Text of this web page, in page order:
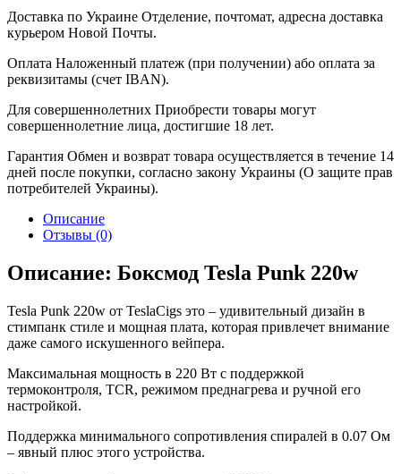
Доставка по Украине Отделение, почтомат, адресна доставка
курьером Новой Почты.
Оплата Наложенный платеж (при получении) або оплата за
реквизитамы (счет IBAN).
Для совершеннолетних Приобрести товары могут
совершеннолетние лица, достигшие 18 лет.
Гарантия Обмен и возврат товара осуществляется в течение 14
дней после покупки, согласно закону Украины (О защите прав
потребителей Украины).
Описание
Отзывы (0)
Описание: Боксмод Tesla Punk 220w
Tesla Punk 220w от TeslaCigs это – удивительный дизайн в
стимпанк стиле и мощная плата, которая привлечет внимание
даже самого искушенного вейпера.
Максимальная мощность в 220 Вт с поддержкой
термоконтроля, TCR, режимом преднагрева и ручной его
настройкой.
Поддержка минимального сопротивления спиралей в 0.07 Ом
– явный плюс этого устройства.